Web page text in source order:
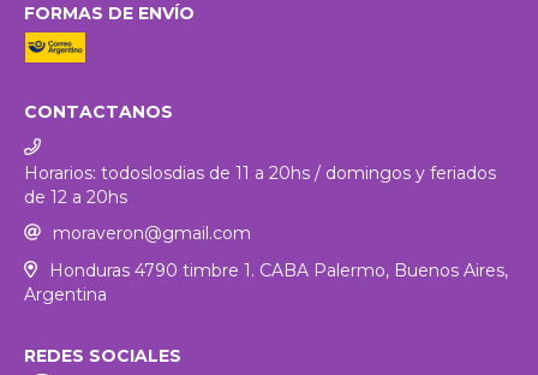
FORMAS DE ENVÍO
CONTACTANOS
Horarios: todoslosdias de 11 a 20hs / domingos y feriados
de 12 a 20hs
moraveron@gmail.com
Honduras 4790 timbre 1. CABA Palermo, Buenos Aires,
Argentina
REDES SOCIALES